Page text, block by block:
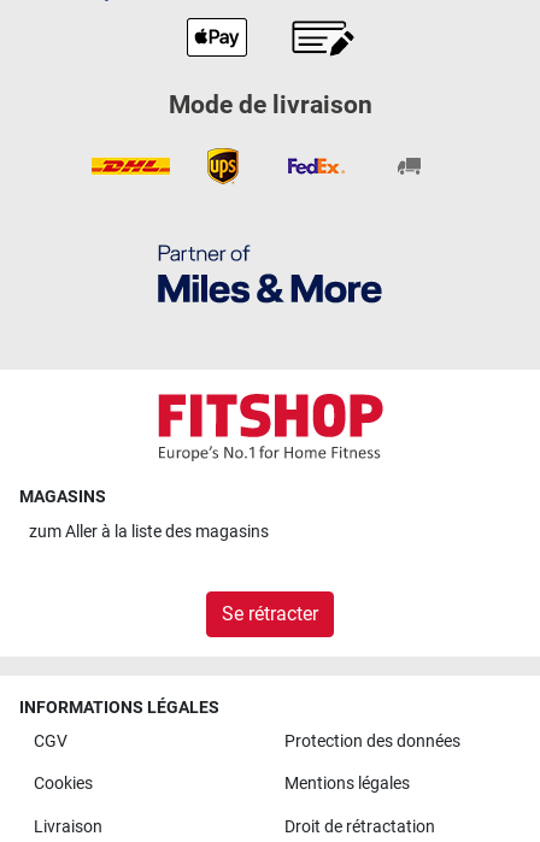
Mode de livraison
MAGASINS
zumAller à la liste des magasins
Se rétracter
INFORMATIONS LÉGALES
CGV
Protection des données
Cookies Mentions légales
Livraison Droit de rétractation